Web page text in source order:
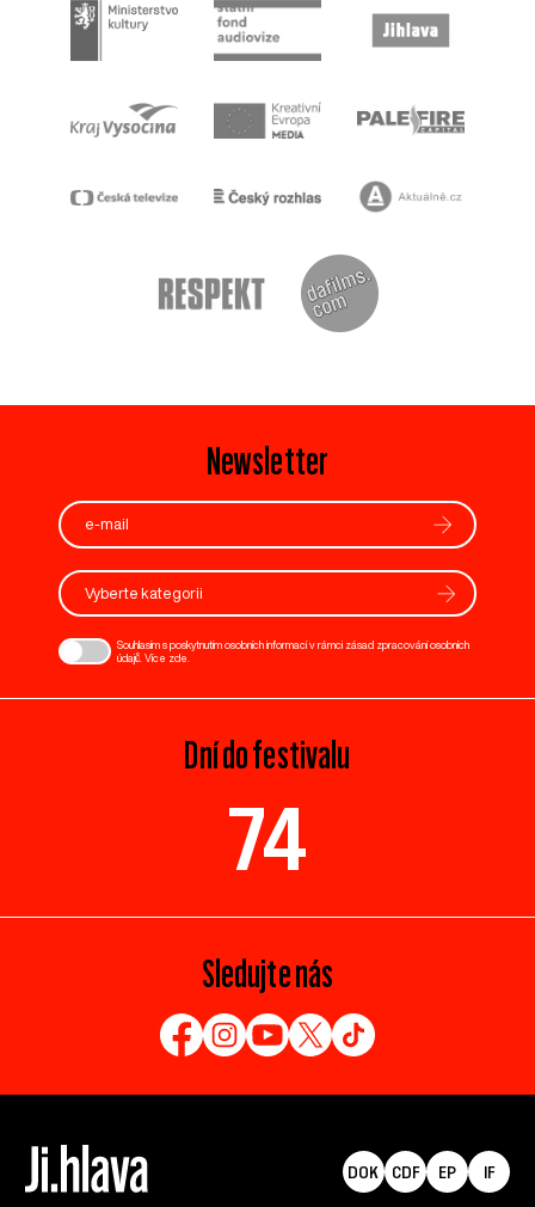
Newsletter
Vyberte kategorii
Souhlasím s poskytnutím osobních informací v rámci zásad zpracování osobních
údajů. Více zde
Dní do festivalu
74
Sledujte nás
DOK CDF EP IF